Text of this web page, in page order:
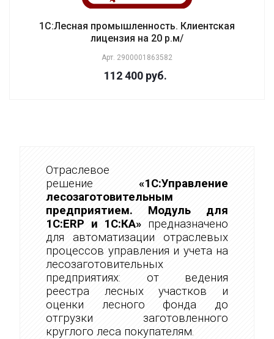
1С:Лесная промышленность. Клиентская
лицензия на 20 р.м/
Арт. 2900001863582
112 400 руб.
Отраслевое
решение «1С:Управление
лесозаготовительным
предприятием. Модуль для
1С:ERP и 1С:КА» предназначено
для автоматизации отраслевых
процессов управления и учета на
лесозаготовительных
предприятиях: от ведения
реестра лесных участков и
оценки лесного фонда до
отгрузки заготовленного
круглого леса покупателям.